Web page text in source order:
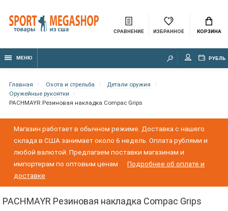
СРАВНЕНИЕ ИЗБРАННОЕ КОРЗИНА
МЕНЮ РУБЛЬ
Главная Охота и стрельба
Детали оружия
Оружейные рукоятки
PACHMAYR Резиновая накладка Compac Grips
Магазин работает в обычном режиме. Доставка с нашего
склада в США занимает около 6 недель. Оплата рублями и
любой валютой. Предлагаем поставки магазинам и
импортерам по оптовым ценам
Подробнее об оплате и
доставке
PACHMAYR Резиновая накладка Compac Grips